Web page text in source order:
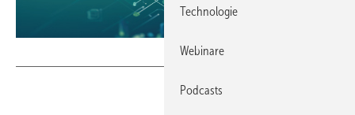
Technologie
Webinare
Podcasts